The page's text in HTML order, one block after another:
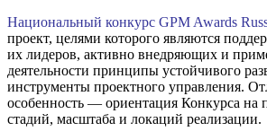
Национальный конкурс GPM Awards
проект, целями которого являются
их лидеров, активно внедряющих и
деятельности принципы устойчивого
инструменты проектного управления.
особенность — ориентация Конкурса на
стадий, масштаба и локаций реализации.